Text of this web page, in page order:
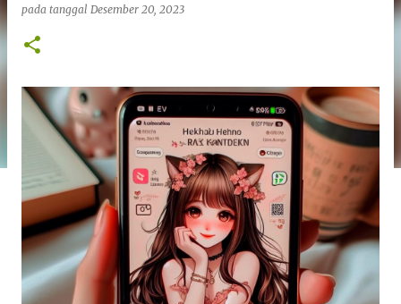
pada tanggal Desember 20, 2023